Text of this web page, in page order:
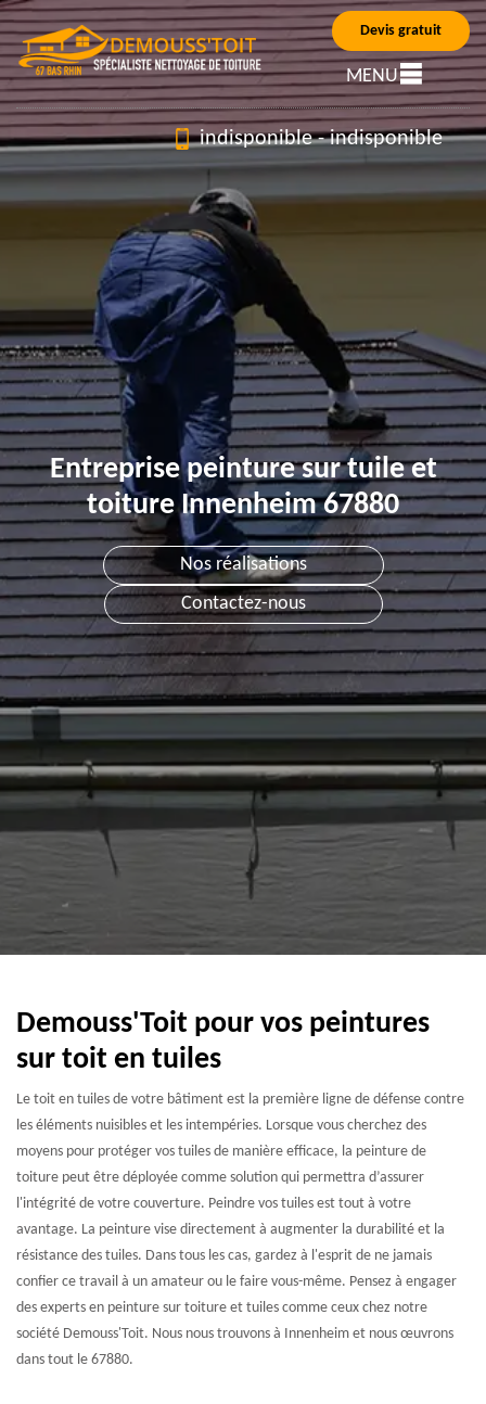
Devis gratuit
MENU
indisponible-indisponible
Entreprise peinture sur tuile et
toiture Innenheim 67880
Nos réalisations
Contactez-nous
Demouss'Toit pour vos peintures
sur toit en tuiles
Le toit en tuiles de votre bâtiment est la première ligne de défense contre
les éléments nuisibles et les intempéries. Lorsque vous cherchez des
moyens pour protéger vos tuiles de manière efficace, la peinture de
toiture peut être déployée comme solution qui permettra d’assurer
l'intégrité de votre couverture. Peindre vos tuiles est tout à votre
avantage. La peinture vise directement à augmenter la durabilité et la
résistance des tuiles. Dans tous les cas, gardez à l'esprit de ne jamais
confier ce travail à un amateur ou le faire vous-même. Pensez à engager
des experts en peinture sur toiture et tuiles comme ceux chez notre
société Demouss'Toit. Nous nous trouvons à Innenheim et nous œuvrons
dans tout le 67880.